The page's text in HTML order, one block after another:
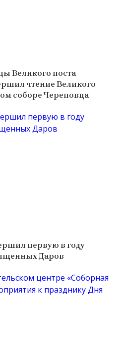
Великого поста
чтение Великого
соборе Череповца
первую в году
Даров